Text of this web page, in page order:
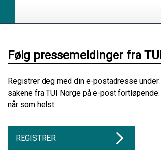
Følg pressemeldinger fra
Registrer deg med din e-postadresse
sakene fra TUI Norge på e-post
når som helst.
REGISTRER